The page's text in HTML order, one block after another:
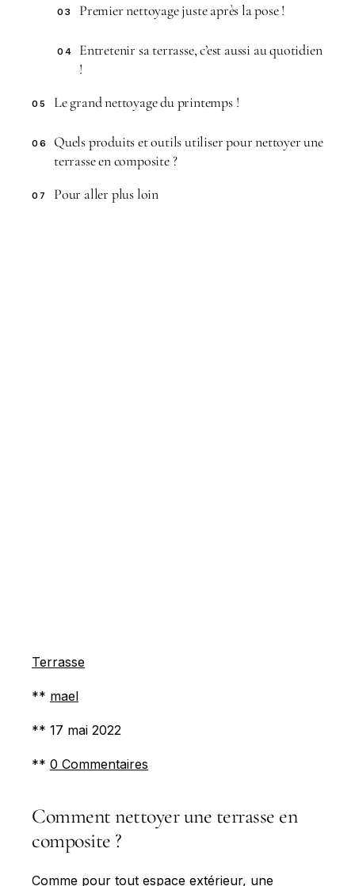
03 Premier nettoyage juste après la pose !
04
Entretenir sa terrasse, c’est aussi au quotidien
!
05 Le grand nettoyage du printemps !
06
Quels produits et outils utiliser pour nettoyer une
terrasse en composite ?
07 Pour aller plus loin
Terrasse
** mael
** 17 mai 2022
** 0 Commentaires
Comment nettoyer une terrasse en
composite ?
Comme pour tout espace extérieur, une